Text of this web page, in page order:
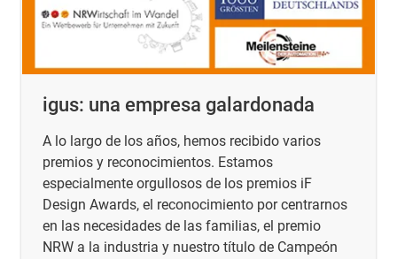
igus: una empresa galardonada
A lo largo de los años, hemos recibido varios
premios y reconocimientos. Estamos
especialmente orgullosos de los premios iF
Design Awards, el reconocimiento por centrarnos
en las necesidades de las familias, el premio
NRW a la industria y nuestro título de Campeón